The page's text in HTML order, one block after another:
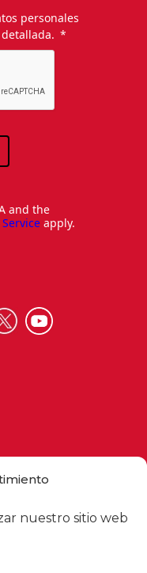
nuestro sitio web
personales
and the
apply.